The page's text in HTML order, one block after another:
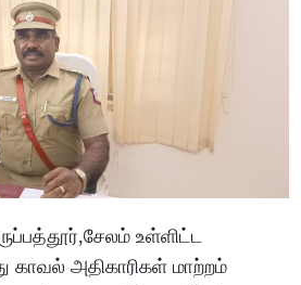
உள்ளிட்ட
காவல் அதிகாரிகள் மாற்றம்